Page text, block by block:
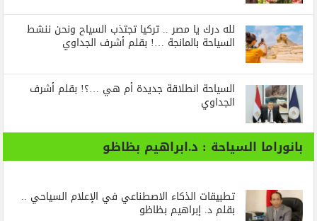
لله درك يا مصر .. تركيا تجتذب السياح ونحن ننشط
السياحة بالمانجة …! بقلم أشرف الجداوي
السياحة انطلاقة جديدة أم هي …؟! بقلم أشرف
الجداوي
بانوراما السياحة : د.ابراهيم بظاظو
تطبيقات الذكاء الاصطناعي في الإعلام السياحي ..
بقلم د. إبراهيم بظاظو